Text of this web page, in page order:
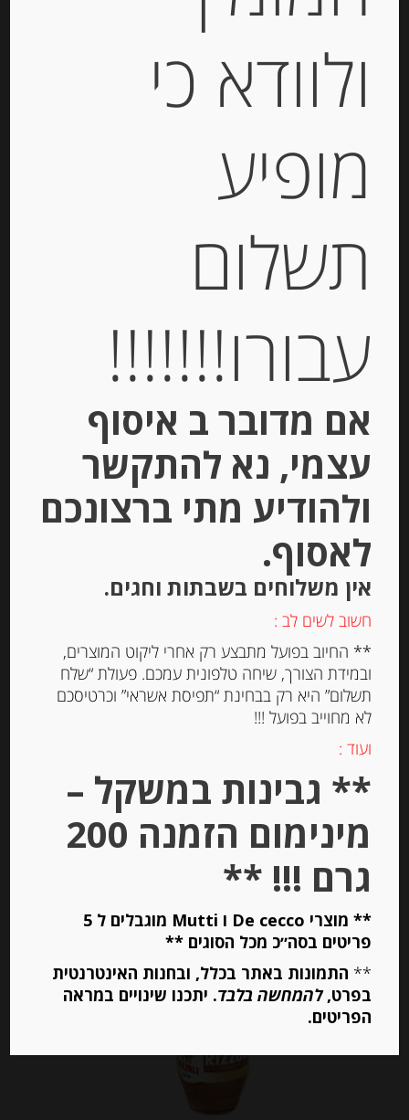
Recca”
₪38.00
יחידות
הוספה לסל
Out of
Stock
פילה אנשובי בשמן זית בתוספת צ’ילי
70 גרם “Rizzoli”
₪31.00
Out of
Stock
ולוודא כי
מופיע
תשלום
עבורו!!!!!!!
אם מדובר ב איסוף
עצמי, נא להתקשר
ולהודיע מתי ברצונכם
לאסוף.
אין משלוחים בשבתות וחגים.
חשוב לשים לב :
** החיוב בפועל מתבצע רק אחרי ליקוט המוצרים,
ובמידת הצורך, שיחה טלפונית עמכם. פעולת “שלח
תשלום” היא רק בבחינת “תפיסת אשראי” וכרטיסכם
לא מחוייב בפועל !!!
ועוד :
** גבינות במשקל –
מינימום הזמנה 200
גרם !!! **
** מוצרי De cecco ו Mutti מוגבלים ל 5
פריטים בסה״כ מכל הסוגים **
** התמונות באתר בכלל, ובחנות האינטרנטית
בפרט,להמחשה בלבד. יתכנו שינויים במראה
הפריטים.